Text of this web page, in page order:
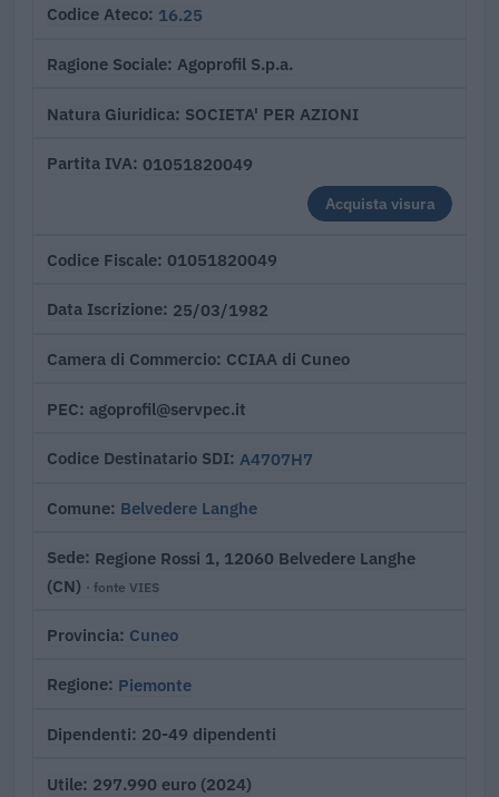
Codice Ateco 16.25
Ragione Sociale Agoprofil S.p.a.
Natura Giuridica SOCIETA' PER AZIONI
Partita IVA 01051820049
Acquista visura
Codice Fiscale 01051820049
Data Iscrizione 25/03/1982
Camera di Commercio CCIAA di Cuneo
PEC agoprofil@servpec.it
Codice Destinatario SDI A4707H7
Comune Belvedere Langhe
Sede Regione Rossi 1, 12060 Belvedere Langhe
(CN) · fonte VIES
Provincia Cuneo
Regione Piemonte
Dipendenti 20-49 dipendenti
Utile 297.990 euro (2024)